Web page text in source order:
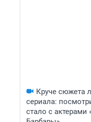
Круче сюжета
сериала:
стало с актерами